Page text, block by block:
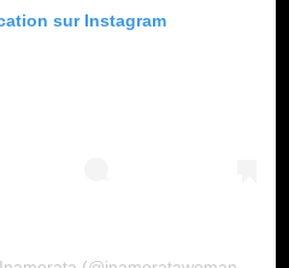
sur Instagram